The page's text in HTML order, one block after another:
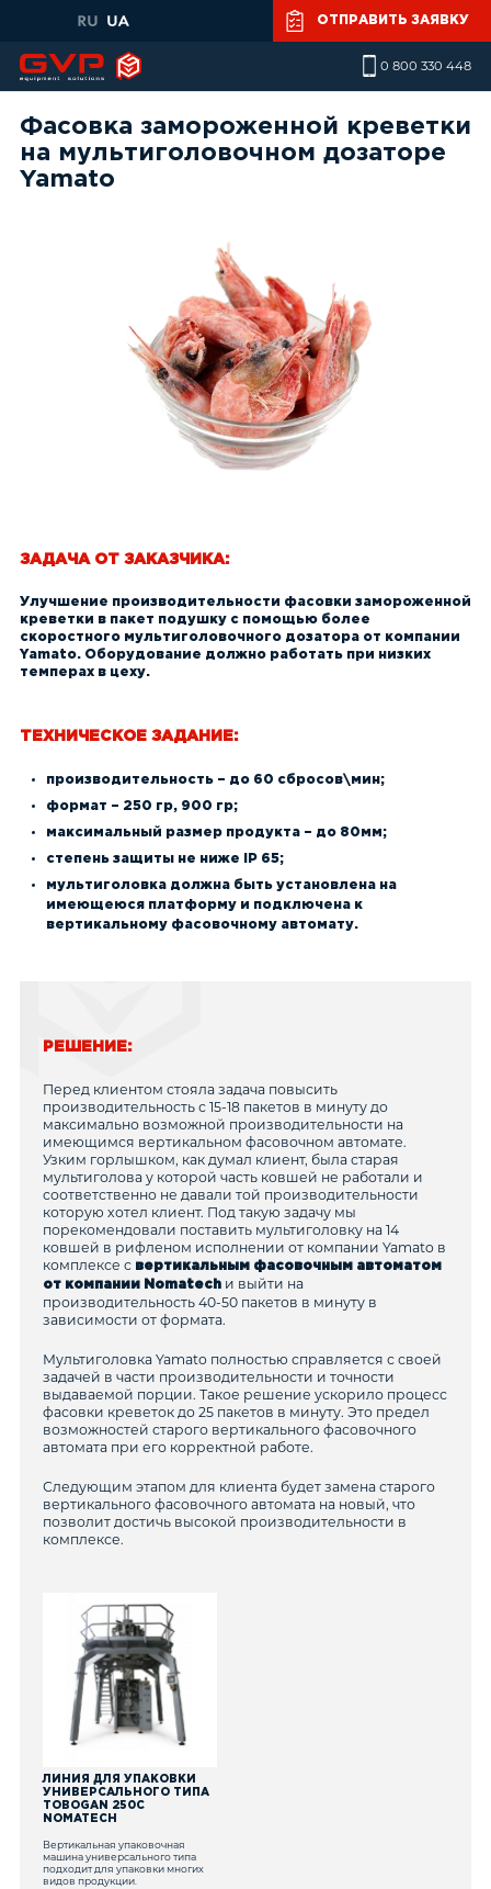
ОТПРАВИТЬ ЗАЯВКУ
0 800 330 448
Фасовка замороженной креветки
на мультиголовочном дозаторе
Yamato
ЗАДАЧА ОТ ЗАКАЗЧИКА:
Улучшение производительности фасовки замороженной
креветки в пакет подушку с помощью более
скоростного мультиголовочного дозатора от компании
Yamato. Оборудование должно работать при низких
темперах в цеху.
ТЕХНИЧЕСКОЕ ЗАДАНИЕ:
производительность – до 60 сбросов\мин;
формат – 250 гр, 900 гр;
максимальный размер продукта – до 80мм;
степень защиты не ниже IP 65;
мультиголовка должна быть установлена на
имеющеюся платформу и подключена к
вертикальному фасовочному автомату.
РЕШЕНИЕ:
Перед клиентом стояла задача повысить
производительность с 15-18 пакетов в минуту до
максимально возможной производительности на
имеющимся вертикальном фасовочном автомате.
Узким горлышком, как думал клиент, была старая
мультиголова у которой часть ковшей не работали и
соответственно не давали той производительности
которую хотел клиент. Под такую задачу мы
порекомендовали поставить мультиголовку на 14
ковшей в рифленом исполнении от компании Yamato в
комплексе с вертикальным фасовочным автоматом
от компании Nomatechи выйти на
производительность 40-50 пакетов в минуту в
зависимости от формата.
Мультиголовка Yamato полностью справляется с своей
задачей в части производительности и точности
выдаваемой порции. Такое решение ускорило процесс
фасовки креветок до 25 пакетов в минуту. Это предел
возможностей старого вертикального фасовочного
автомата при его корректной работе.
Следующим этапом для клиента будет замена старого
вертикального фасовочного автомата на новый, что
позволит достичь высокой производительности в
комплексе.
ЛИНИЯ ДЛЯ УПАКОВКИ
УНИВЕРСАЛЬНОГО ТИПА
TOBOGAN 250C
NOMATECH
Вертикальная упаковочная
машина универсального типа
подходит для упаковки многих
видов продукции.